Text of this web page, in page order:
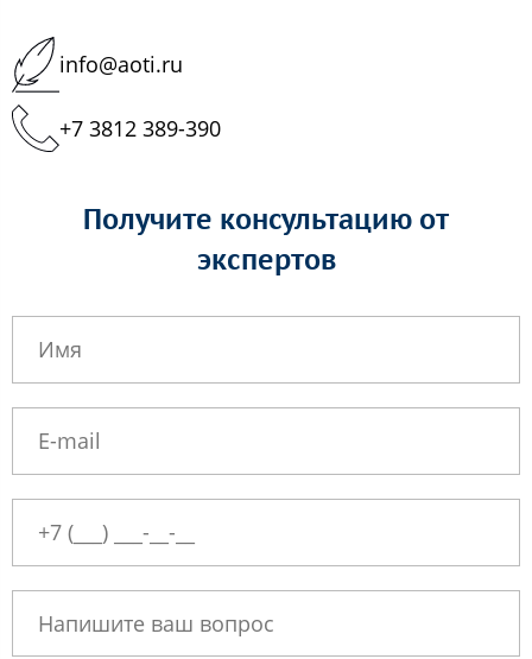
info@aoti.ru
+7 3812 389-390
Получите консультацию от
экспертов